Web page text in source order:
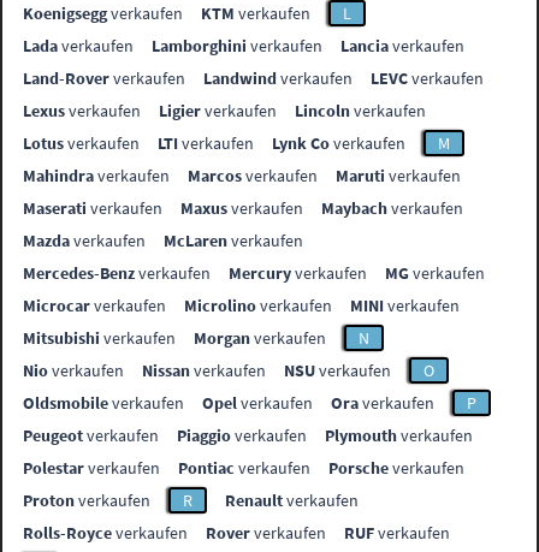
Koenigseggverkaufen KTM verkaufen
L
Ladaverkaufen Lamborghini verkaufen Lanciaverkaufen
Land-Roververkaufen Landwindverkaufen LEVCverkaufen
Lexusverkaufen Ligierverkaufen Lincolnverkaufen
Lotusverkaufen LTIverkaufen Lynk Coverkaufen
M
Mahindraverkaufen Marcosverkaufen Maruti verkaufen
Maserati verkaufen Maxusverkaufen Maybachverkaufen
Mazdaverkaufen McLarenverkaufen
Mercedes-Benzverkaufen Mercuryverkaufen MGverkaufen
Microcarverkaufen Microlinoverkaufen MINIverkaufen
Mitsubishi verkaufen Morganverkaufen
N
Nioverkaufen Nissanverkaufen NSUverkaufen
O
Oldsmobileverkaufen Opelverkaufen Oraverkaufen
P
Peugeotverkaufen Piaggioverkaufen Plymouthverkaufen
Polestarverkaufen Pontiac verkaufen Porscheverkaufen
Protonverkaufen R Renaultverkaufen
Rolls-Royceverkaufen Roververkaufen RUFverkaufen